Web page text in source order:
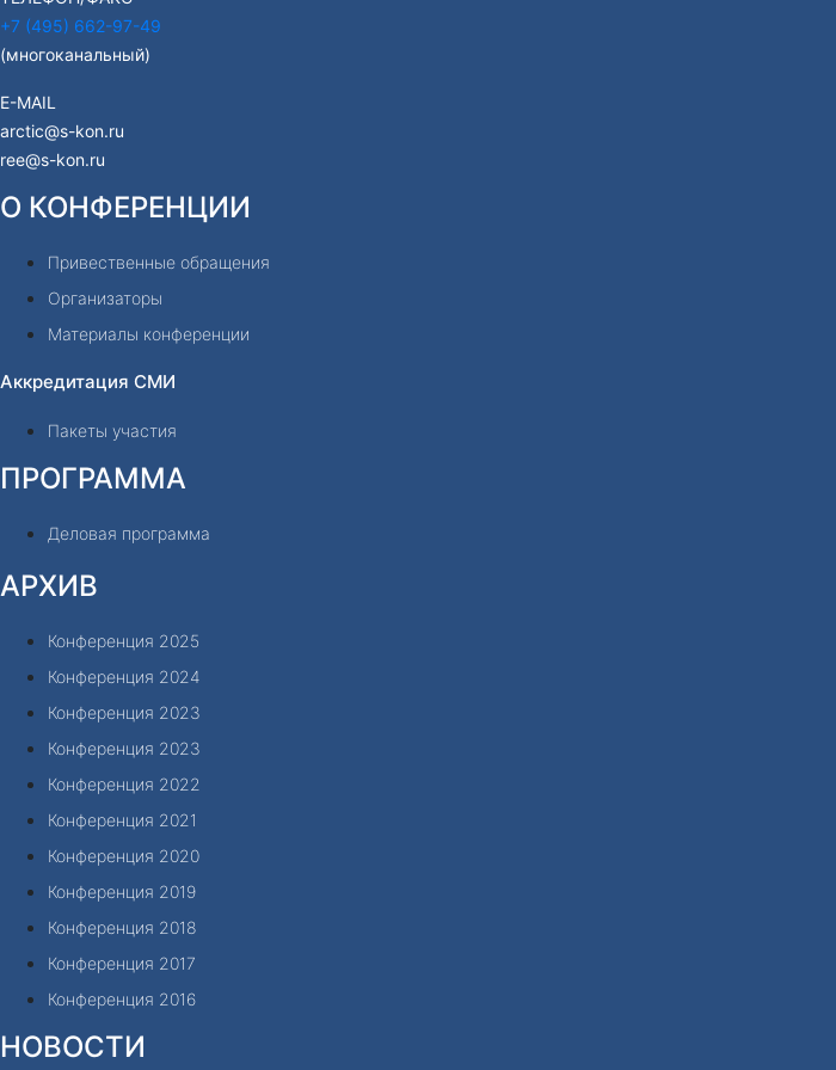
+7 (495) 662-97-49
(многоканальный)
E-MAIL
arctic@s-kon.ru
ree@s-kon.ru
О КОНФЕРЕНЦИИ
Привественные обращения
Организаторы
Материалы конференции
Аккредитация СМИ
Пакеты участия
ПРОГРАММА
Деловая программа
АРХИВ
Конференция 2025
Конференция 2024
Конференция 2023
Конференция 2023
Конференция 2022
Конференция 2021
Конференция 2020
Конференция 2019
Конференция 2018
Конференция 2017
Конференция 2016
НОВОСТИ